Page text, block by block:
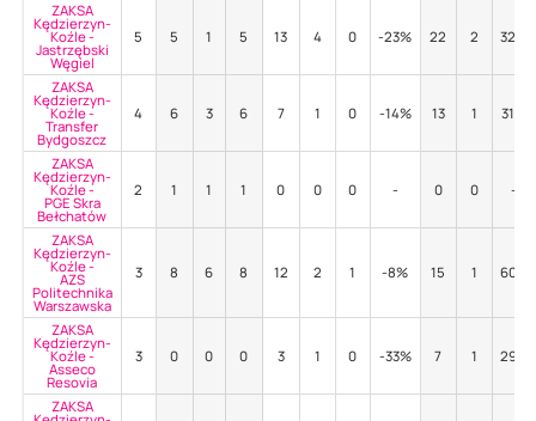
ZAKSA
Kędzierzyn-
Koźle -
Jastrzębski
Węgiel
5 5 1 5 13 4 0 -23% 22 2 32%
ZAKSA
Kędzierzyn-
Koźle -
Transfer
Bydgoszcz
4 6 3 6 7 1 0 -14% 13 1 31%
ZAKSA
Kędzierzyn-
Koźle -
PGE Skra
Bełchatów
2 1 1 1 0 0 0 - 0 0 -
ZAKSA
Kędzierzyn-
Koźle -
AZS
Politechnika
Warszawska
3 8 6 8 12 2 1 -8% 15 1 60%
ZAKSA
Kędzierzyn-
Koźle -
Asseco
Resovia
3 0 0 0 3 1 0 -33% 7 1 29%
ZAKSA